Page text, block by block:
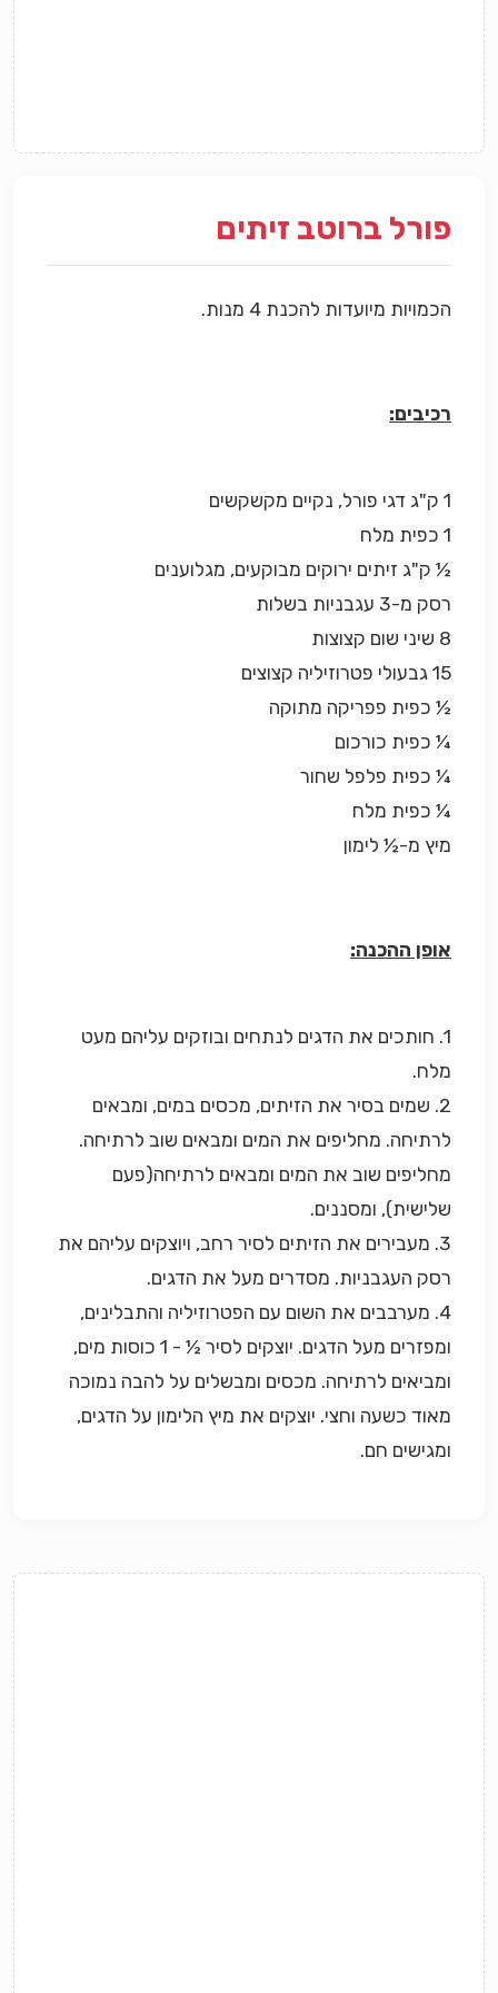
פורל ברוטב זיתים
הכמויות מיועדות להכנת 4 מנות.
רכיבים:
1 ק"ג דגי פורל, נקיים מקשקשים
1 כפית מלח
½ ק"ג זיתים ירוקים מבוקעים, מגלוענים
רסק מ-3 עגבניות בשלות
8 שיני שום קצוצות
15 גבעולי פטרוזיליה קצוצים
½ כפית פפריקה מתוקה
¼ כפית כורכום
¼ כפית פלפל שחור
¼ כפית מלח
מיץ מ-½ לימון
אופן ההכנה:
1. חותכים את הדגים לנתחים ובוזקים עליהם מעט
מלח.
2. שמים בסיר את הזיתים, מכסים במים, ומבאים
לרתיחה. מחליפים את המים ומבאים שוב לרתיחה.
מחליפים שוב את המים ומבאים לרתיחה(פעם
שלישית), ומסננים.
3. מעבירים את הזיתים לסיר רחב, ויוצקים עליהם את
רסק העגבניות. מסדרים מעל את הדגים.
4. מערבבים את השום עם הפטרוזיליה והתבלינים,
ומפזרים מעל הדגים. יוצקים לסיר ½ - 1 כוסות מים,
ומביאים לרתיחה. מכסים ומבשלים על להבה נמוכה
מאוד כשעה וחצי. יוצקים את מיץ הלימון על הדגים,
ומגישים חם.